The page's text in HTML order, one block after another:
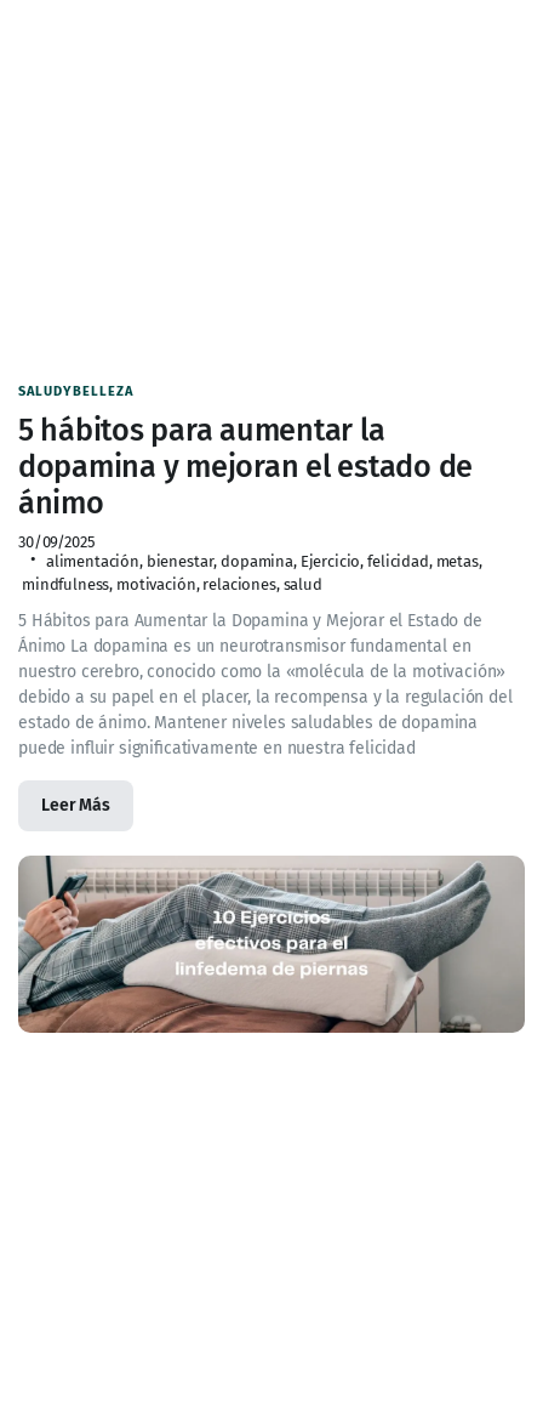
SALUDYBELLEZA
5 hábitos para aumentar la
dopamina y mejoran el estado de
ánimo
30/09/2025
alimentación, bienestar, dopamina, Ejercicio, felicidad, metas,
mindfulness, motivación, relaciones, salud
5 Hábitos para Aumentar la Dopamina y Mejorar el Estado de
Ánimo La dopamina es un neurotransmisor fundamental en
nuestro cerebro, conocido como la «molécula de la motivación»
debido a su papel en el placer, la recompensa y la regulación del
estado de ánimo. Mantener niveles saludables de dopamina
puede influir significativamente en nuestra felicidad
Leer Más